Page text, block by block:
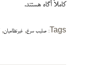
کاملاً آگاه هستند.
Tags: صلیب سرخ, غیرنظامیان,